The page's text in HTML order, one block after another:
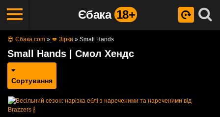
Єбака 18+
😎 Єбака.com » 💋 Зірки » Small Hands
Small Hands | Смол Хендс
Сортування